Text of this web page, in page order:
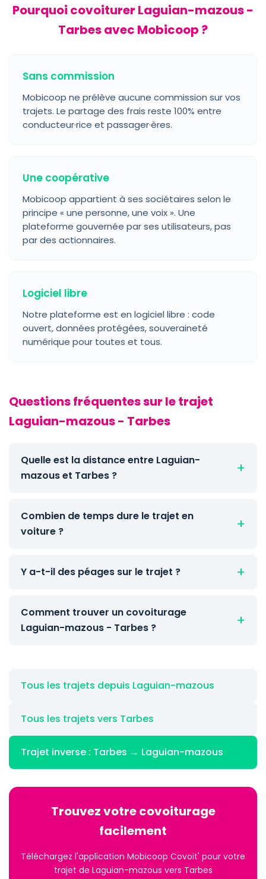
Pourquoi covoiturer Laguian-mazous -
Tarbes avec Mobicoop ?
Sans commission
Mobicoop ne prélève aucune commission sur vos
trajets. Le partage des frais reste 100% entre
conducteur·rice et passager·ères.
Une coopérative
Mobicoop appartient à ses sociétaires selon le
principe « une personne, une voix ». Une
plateforme gouvernée par ses utilisateurs, pas
par des actionnaires.
Logiciel libre
Notre plateforme est en logiciel libre : code
ouvert, données protégées, souveraineté
numérique pour toutes et tous.
Questions fréquentes sur le trajet
Laguian-mazous - Tarbes
Quelle est la distance entre Laguian-
mazous et Tarbes ?
Combien de temps dure le trajet en
voiture ?
Y a-t-il des péages sur le trajet ?
Comment trouver un covoiturage
Laguian-mazous - Tarbes ?
Tous les trajets depuis Laguian-mazous
Tous les trajets vers Tarbes
Trajet inverse : Tarbes → Laguian-mazous
Trouvez votre covoiturage
facilement
Téléchargez l'application Mobicoop Covoit' pour votre
trajet de Laguian-mazous vers Tarbes